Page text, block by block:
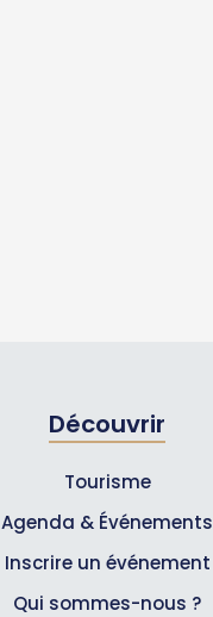
Découvrir
Tourisme
Agenda & Événements
Inscrire un événement
Qui sommes-nous ?